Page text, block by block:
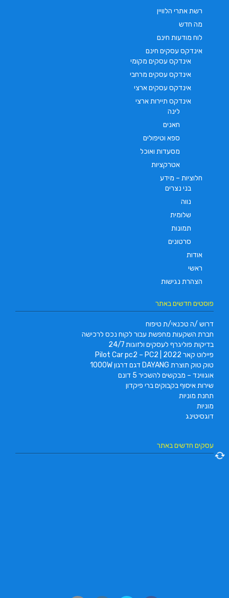
רשת אתרי הלוויין
מה חדש
לוח מודעות חינם
אינדקס עסקים חינם
אינדקס עסקים מקומי
אינדקס עסקים מרחבי
אינדקס עסקים ארצי
אינדקס תיירות ארצי
לינה
חאנים
ספא וטיפולים
מסעדות ואוכל
אטרקציות
חלוציות – מידע
בני נצרים
נווה
שלומית
תמונות
סרטונים
אודות
ראשי
הצהרת נגישות
פוסטים חדשים באתר
דרוש /ה טכנאי/ת טיפוח
חברת השקעות מחפשת עבור לקוח נכס לרכישה
בדיקות פוליגרף לעסקים ולזוגות 24/7
פיילוט קאר 2022 | Pilot Car pc2 – PC2
טוק טוק תוצרת DAYANG דגם דרגון 1000W
אוגווינד – מבקשים להשכיר 5 דונם
שירות איסוף בקבוקים ברי פיקדון
תחנת מוניות
מוניות
דוגסיטינג
עסקים חדשים באתר